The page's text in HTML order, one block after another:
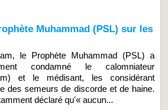
Muhammad (PSL) sur les
le Prophète Muhammad (PSL) a
condamné le calomniateur
et le médisant, les considérant
des semeurs de discorde et de haine.
déclaré qu'« aucun...